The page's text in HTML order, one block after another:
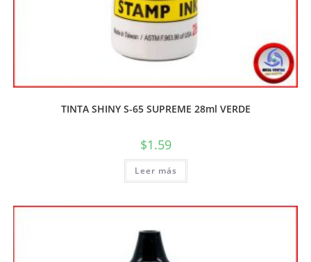
TINTA SHINY S-65 SUPREME 28ml VERDE
$1.59
Leer más